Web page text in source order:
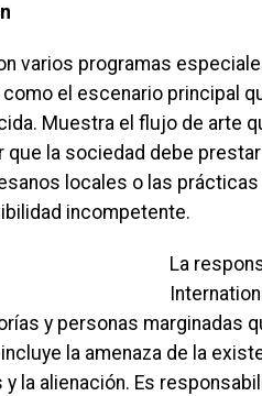
varios programas
el escenario principal
Muestra el flujo de arte
que la sociedad debe
locales o las
incompetente.
La
y personas marginadas
la amenaza de la
la alienación. Es